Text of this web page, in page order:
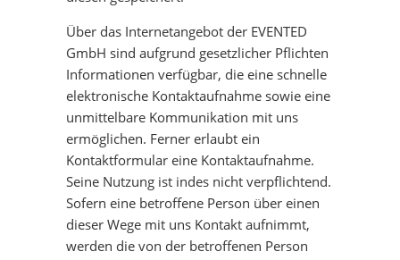
Über das Internetangebot der EVENTED
GmbH sind aufgrund gesetzlicher Pflichten
Informationen verfügbar, die eine schnelle
elektronische Kontaktaufnahme sowie eine
unmittelbare Kommunikation mit uns
ermöglichen. Ferner erlaubt ein
Kontaktformular eine Kontaktaufnahme.
Seine Nutzung ist indes nicht verpflichtend.
Sofern eine betroffene Person über einen
dieser Wege mit uns Kontakt aufnimmt,
werden die von der betroffenen Person